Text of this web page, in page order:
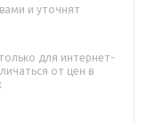
и уточнят
для интернет-
от цен в